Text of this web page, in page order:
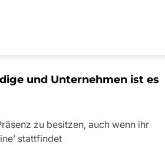
und Unternehmen ist es
zu besitzen, auch wenn ihr
stattfindet